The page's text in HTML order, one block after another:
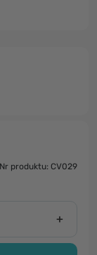
Nr produktu: CV029
+